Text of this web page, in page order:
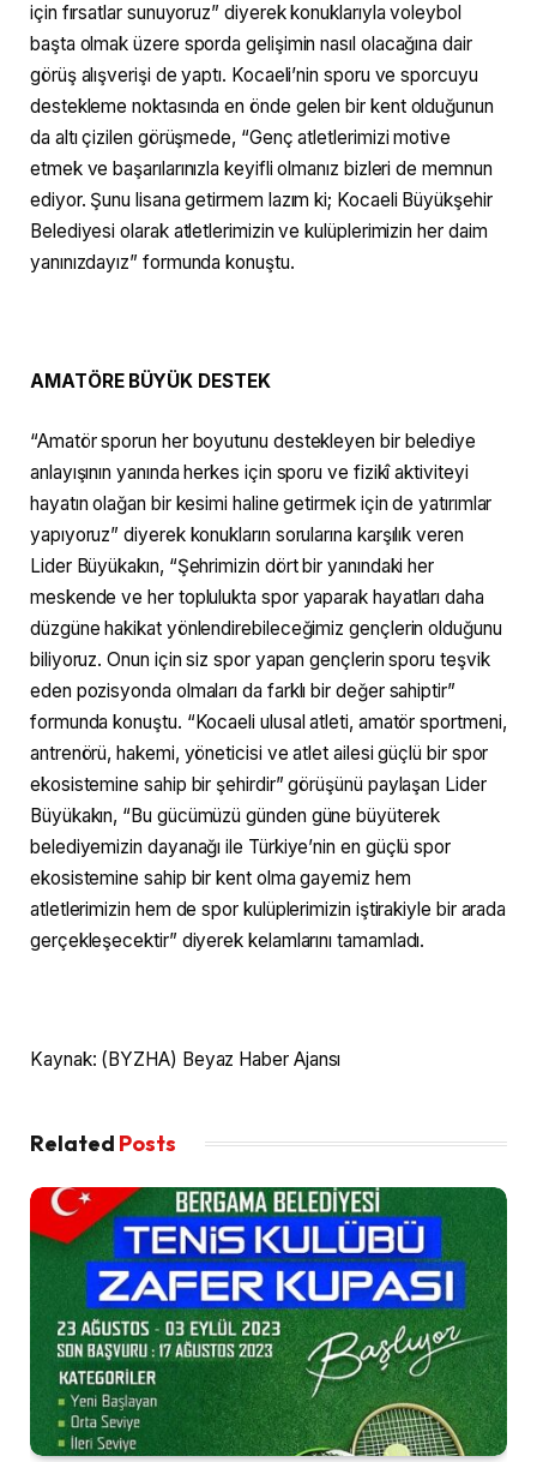
için fırsatlar sunuyoruz” diyerek konuklarıyla voleybol
başta olmak üzere sporda gelişimin nasıl olacağına dair
görüş alışverişi de yaptı. Kocaeli’nin sporu ve sporcuyu
destekleme noktasında en önde gelen bir kent olduğunun
da altı çizilen görüşmede, “Genç atletlerimizi motive
etmek ve başarılarınızla keyifli olmanız bizleri de memnun
ediyor. Şunu lisana getirmem lazım ki; Kocaeli Büyükşehir
Belediyesi olarak atletlerimizin ve kulüplerimizin her daim
yanınızdayız” formunda konuştu.
AMATÖRE BÜYÜK DESTEK
“Amatör sporun her boyutunu destekleyen bir belediye
anlayışının yanında herkes için sporu ve fizikî aktiviteyi
hayatın olağan bir kesimi haline getirmek için de yatırımlar
yapıyoruz” diyerek konukların sorularına karşılık veren
Lider Büyükakın, “Şehrimizin dört bir yanındaki her
meskende ve her toplulukta spor yaparak hayatları daha
düzgüne hakikat yönlendirebileceğimiz gençlerin olduğunu
biliyoruz. Onun için siz spor yapan gençlerin sporu teşvik
eden pozisyonda olmaları da farklı bir değer sahiptir”
formunda konuştu. “Kocaeli ulusal atleti, amatör sportmeni,
antrenörü, hakemi, yöneticisi ve atlet ailesi güçlü bir spor
ekosistemine sahip bir şehirdir” görüşünü paylaşan Lider
Büyükakın, “Bu gücümüzü günden güne büyüterek
belediyemizin dayanağı ile Türkiye’nin en güçlü spor
ekosistemine sahip bir kent olma gayemiz hem
atletlerimizin hem de spor kulüplerimizin iştirakiyle bir arada
gerçekleşecektir” diyerek kelamlarını tamamladı.
Kaynak: (BYZHA) Beyaz Haber Ajansı
Related Posts